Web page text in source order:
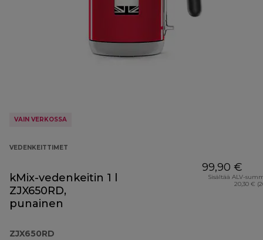
VAIN VERKOSSA
VEDENKEITTIMET
kMix-vedenkeitin 1 l
ZJX650RD,
punainen
ZJX650RD
99,90 €
Sisältää ALV-
20,30 €